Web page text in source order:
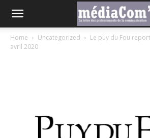
Home Uncategorized
Le puy du Fou
avril 2020